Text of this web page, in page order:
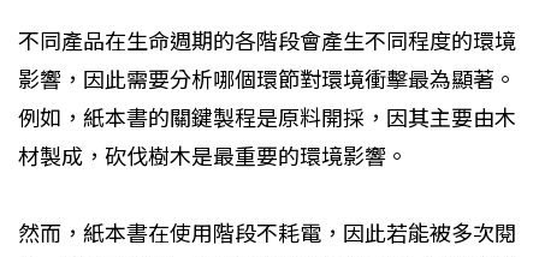
不同產品在生命週期的各階段會產生不同程度的環境
影響，因此需要分析哪個環節對環境衝擊最為顯著。
例如，紙本書的關鍵製程是原料開採，因其主要由木
材製成，砍伐樹木是最重要的環境影響。
然而，紙本書在使用階段不耗電，因此若能被多次閱